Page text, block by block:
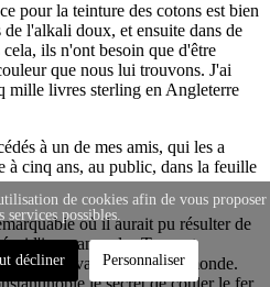
pour la teinture des cotons est bien
l'alkali doux, et ensuite dans de
ils n'ont besoin que d'être
que nous lui trouvons. J'ai
mille livres sterling en Angleterre
à un de mes amis, qui les a
à cinq ans, au public, dans la feuille
où il aurait pu résulter de
si l'ignorance des Turcs et
n'en avaient frustré le monde.
le secret de couler le fer
de cookies afin de vous proposer
services possibles.
décliner Personnaliser